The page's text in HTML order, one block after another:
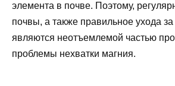
элемента в почве. Поэтому,
почвы, а также правильное ухода
являются неотъемлемой частью
проблемы нехватки магния.